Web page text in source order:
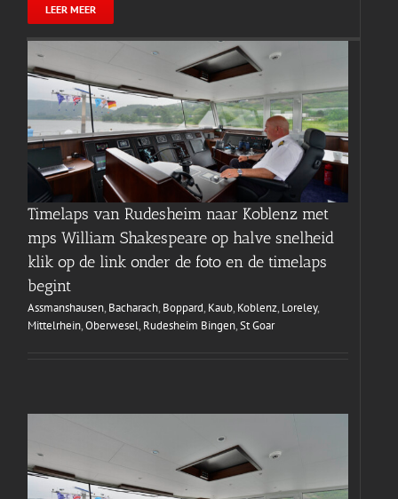
LEER MEER
Timelaps van Rudesheim naar Koblenz met
mps William Shakespeare op halve snelheid
klik op de link onder de foto en de timelaps
begint
Assmanshausen, Bacharach, Boppard, Kaub, Koblenz, Loreley,
Mittelrhein,Oberwesel, Rudesheim Bingen,St Goar